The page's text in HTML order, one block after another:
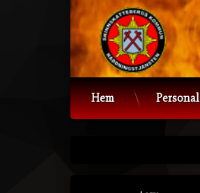
Hoppa
innehåll
Hem Personal